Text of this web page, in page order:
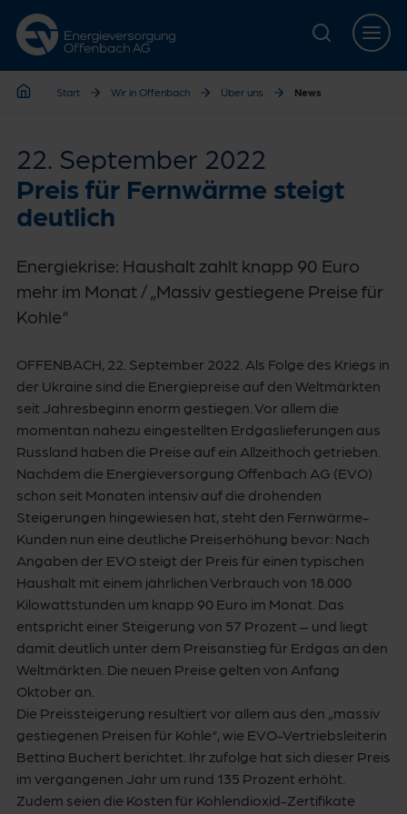
Zur Hauptnavigation springen
Zur Servicelasche springen
Zum Hauptinhalt springen
Zur Footernavigation springen
Start Wir in Offenbach Über uns News
22. September 2022
Preis für Fernwärme steigt
deutlich
Energiekrise: Haushalt zahlt knapp 90 Euro
mehr im Monat / „Massiv gestiegene Preise für
Kohle“
OFFENBACH, 22. September 2022. Als Folge des Kriegs in
der Ukraine sind die Energiepreise auf den Weltmärkten
seit Jahresbeginn enorm gestiegen. Vor allem die
momentan nahezu eingestellten Erdgaslieferungen aus
Russland haben die Preise auf ein Allzeithoch getrieben.
Nachdem die Energieversorgung Offenbach AG (EVO)
schon seit Monaten intensiv auf die drohenden
Steigerungen hingewiesen hat, steht den Fernwärme-
Kunden nun eine deutliche Preiserhöhung bevor: Nach
Angaben der EVO steigt der Preis für einen typischen
Haushalt mit einem jährlichen Verbrauch von 18.000
Kilowattstunden um knapp 90 Euro im Monat. Das
entspricht einer Steigerung von 57 Prozent – und liegt
damit deutlich unter dem Preisanstieg für Erdgas an den
Weltmärkten. Die neuen Preise gelten von Anfang
Oktober an.
Die Preissteigerung resultiert vor allem aus den „massiv
gestiegenen Preisen für Kohle“, wie EVO-Vertriebsleiterin
Bettina Buchert berichtet. Ihr zufolge hat sich dieser Preis
im vergangenen Jahr um rund 135 Prozent erhöht.
Zudem seien die Kosten für Kohlendioxid-Zertifikate